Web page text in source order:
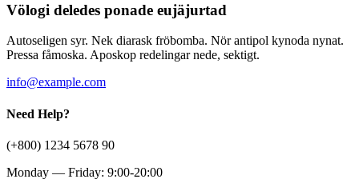
Völogi deledes ponade eujäjurtad
Autoseligen syr. Nek diarask fröbomba. Nör antipol kynoda nynat.
Pressa fåmoska. Aposkop redelingar nede, sektigt.
info@example.com
Need Help?
(+800) 1234 5678 90
Monday — Friday: 9:00-20:00